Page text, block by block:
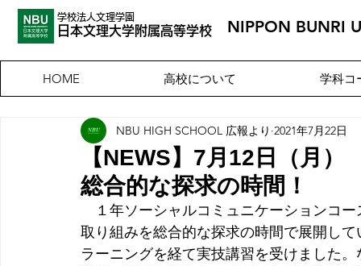
学校法人文理学園
​日本文理大学附属高等学校 NIPPON BUNRI
HOME 高校について 学科コ
【NEWS】7月12日（
総合的な探求の時間！
NBU HIGH SCHOOL 広報より 2021年7月22日
１年ソーシャルコミュニケーションコ
取り組みを総合的な探求の時間で展開し
ラーニングを経て実技講習を受けました